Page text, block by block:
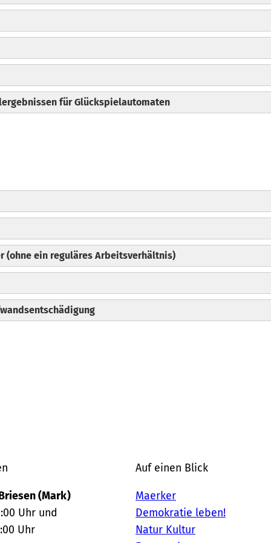
für Glückspielautomaten
(ohne ein reguläres Arbeitsverhältnis)
(Mark)
Uhr und
Uhr
Auf einen Blick
Maerker
Demokratie leben!
Natur Kultur